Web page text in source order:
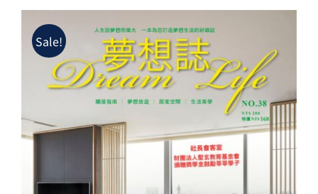
價
格：
NT$200。
價
格：
NT$168。
Sale!
夢想誌NO.38－燦爛的陽光夏日 降溫、消